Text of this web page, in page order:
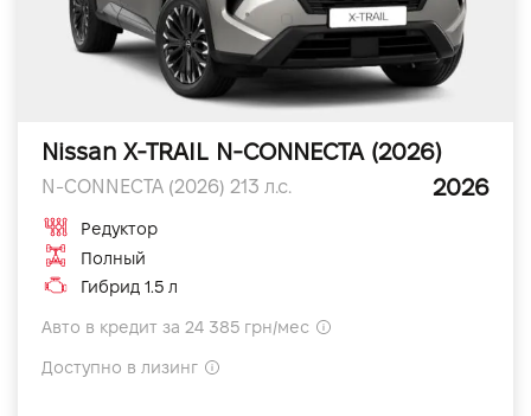
Nissan X-TRAIL N-CONNECTA (2026)
N-CONNECTA (2026) 213 л.с. 2026
Редуктор
Полный
Гибрид 1.5 л
Авто в кредит за 24 385 грн/мес
Доступно в лизинг